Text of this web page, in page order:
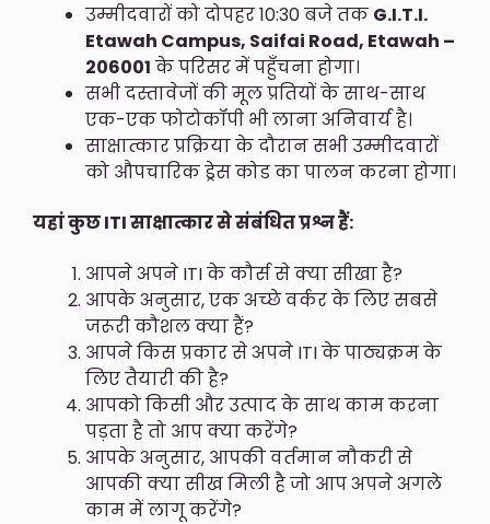
उम्मीदवारों को दोपहर 10:30 बजे तक G.I.T.I.
Etawah Campus, Saifai Road, Etawah –
206001 के परिसर में पहुँचना होगा।
सभी दस्तावेजों की मूल प्रतियों के साथ-साथ
एक-एक फोटोकॉपी भी लाना अनिवार्य है।
साक्षात्कार प्रक्रिया के दौरान सभी उम्मीदवारों
को औपचारिक ड्रेस कोड का पालन करना होगा।
यहां कुछ ITI साक्षात्कार से संबंधित प्रश्न हैं:
आपने अपने ITI के कौर्स से क्या सीखा है?
आपके अनुसार, एक अच्छे वर्कर के लिए सबसे
जरूरी कौशल क्या हैं?
आपने किस प्रकार से अपने ITI के पाठ्यक्रम के
लिए तैयारी की है?
आपको किसी और उत्पाद के साथ काम करना
पड़ता है तो आप क्या करेंगे?
आपके अनुसार, आपकी वर्तमान नौकरी से
आपकी क्या सीख मिली है जो आप अपने अगले
काम में लागू करेंगे?